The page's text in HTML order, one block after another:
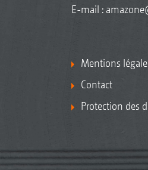
E-mail :
Mentions
Contact
Protection des